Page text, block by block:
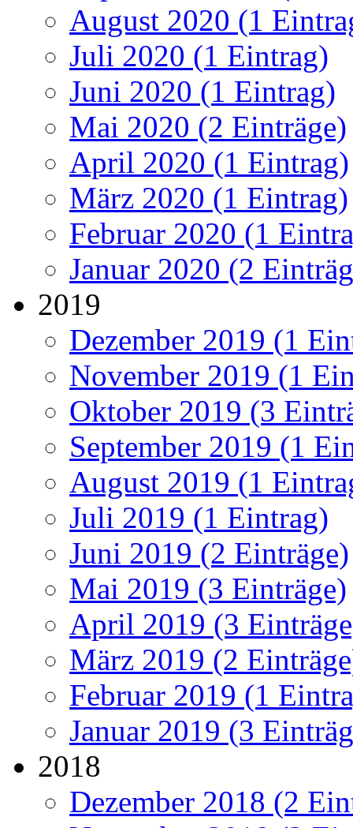
August 2020 (1
Juli 2020 (1 Eintrag)
Juni 2020 (1 Eintrag)
Mai 2020 (2 Einträge)
April 2020 (1 Eintrag)
März 2020 (1 Eintrag)
Februar 2020 (1
Januar 2020 (2
2019
Dezember 2019 (1
November 2019 (1
Oktober 2019 (3
September 2019 (1
August 2019 (1
Juli 2019 (1 Eintrag)
Juni 2019 (2 Einträge)
Mai 2019 (3 Einträge)
April 2019 (3
März 2019 (2
Februar 2019 (1
Januar 2019 (3
2018
Dezember 2018 (2